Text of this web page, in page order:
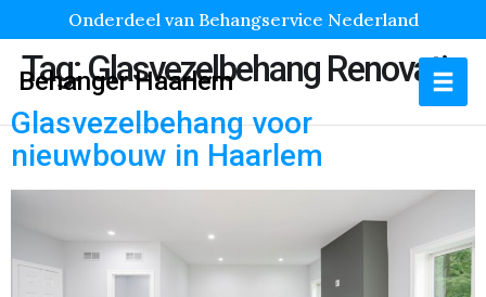
Onderdeel van Behangservice Nederland
Behanger Haarlem
Tag:Glasvezelbehang Renovatie
Glasvezelbehang voor
nieuwbouw in Haarlem